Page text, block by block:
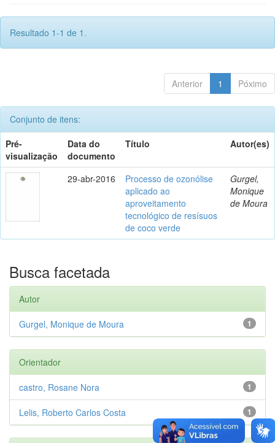
Resultado 1-1 de 1.
Anterior 1 Póximo
Conjunto de itens:
Pré-
visualização
Data do
documento
Título Autor(es)
29-abr-2016
Processo de ozonólise
aplicado ao
aproveitamento
tecnológico de resísuos
de coco verde
Gurgel,
Monique
de Moura
Busca facetada
Autor
1
Gurgel, Monique de Moura
Orientador
1
castro, Rosane Nora
1
Lelis, Roberto Carlos Costa